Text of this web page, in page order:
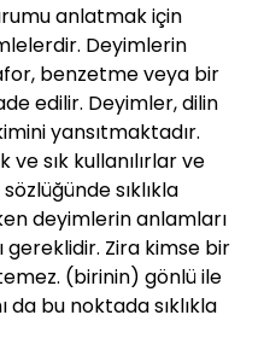
anlatmak için
Deyimlerin
benzetme veya bir
edilir. Deyimler, dilin
yansıtmaktadır.
sık kullanılırlar ve
sıklıkla
deyimlerin anlamları
gereklidir. Zira kimse bir
(birinin) gönlü ile
bu noktada sıklıkla